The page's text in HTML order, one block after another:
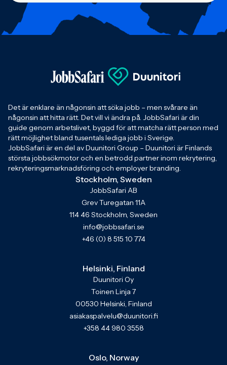
Det är enklare än någonsin att söka jobb – men svårare än
någonsin att hitta rätt. Det vill vi ändra på. JobbSafari är din
guide genom arbetslivet, byggd för att matcha rätt person med
rätt möjlighet bland tusentals lediga jobb i Sverige.
JobbSafari är en del av Duunitori Group – Duunitori är Finlands
största jobbsökmotor och en betrodd partner inom rekrytering,
rekryteringsmarknadsföring och employer branding.
Stockholm, Sweden
JobbSafari AB
Grev Turegatan 11A
114 46 Stockholm, Sweden
info@jobbsafari.se
+46 (0) 8 515 10 774
Helsinki, Finland
Duunitori Oy
Toinen Linja 7
00530 Helsinki, Finland
asiakaspalvelu@duunitori.fi
+358 44 980 3558
Oslo, Norway